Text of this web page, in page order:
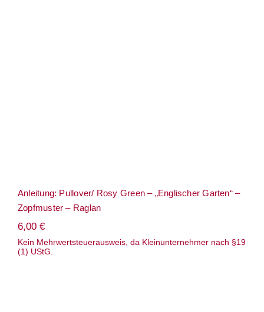
Anleitung: Pullover/ Rosy Green – „Englischer Garten“ –
Zopfmuster – Raglan
6,00 €
Kein Mehrwertsteuerausweis, da Kleinunternehmer nach §19
(1) UStG.